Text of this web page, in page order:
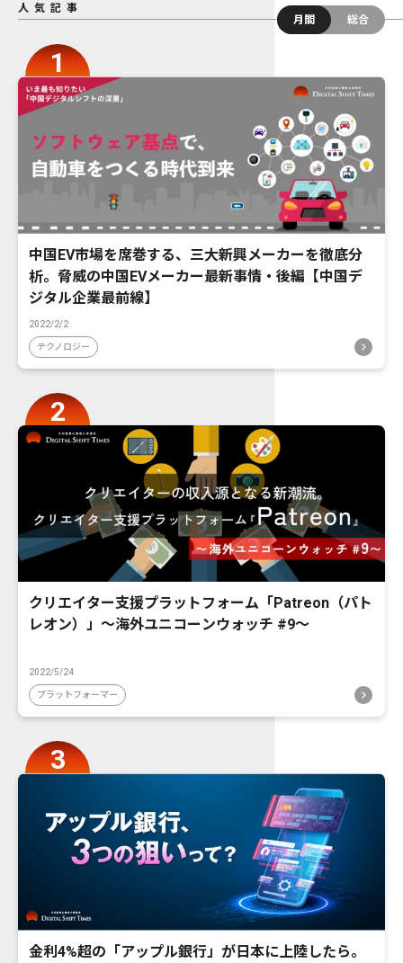
人気記事
月間
総合
中国EV市場を席巻する、三大新興メーカーを徹底分
析。脅威の中国EVメーカー最新事情・後編【中国デ
ジタル企業最前線】
2022/2/2
テクノロジー
クリエイター支援プラットフォーム「Patreon（パト
レオン）」〜海外ユニコーンウォッチ #9〜
2022/5/24
プラットフォーマー
金利4%超の「アップル銀行」が日本に上陸したら。